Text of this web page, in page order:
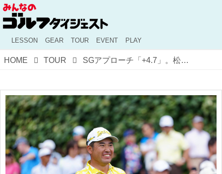
LESSON GEAR TOUR EVENT PLAY
HOME TOUR SGアプローチ「+4.7」。松山英樹の猛チャージと金谷拓実の「収穫と課題」【米男子ツアー】